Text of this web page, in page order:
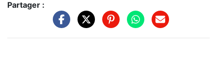
Partager :